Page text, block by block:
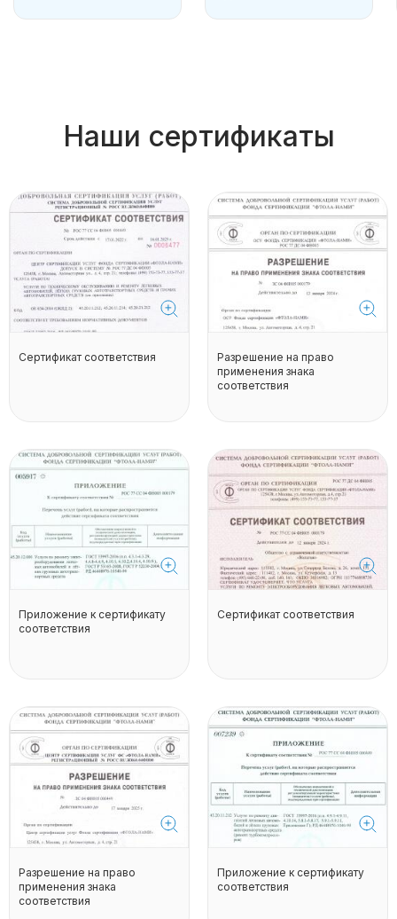
Наши сертификаты
Сертификат соответствия
Разрешение на право
применения знака
соответствия
Приложение к сертификату
соответствия
Сертификат соответствия
Разрешение на право
применения знака
соответствия
Приложение к сертификату
соответствия